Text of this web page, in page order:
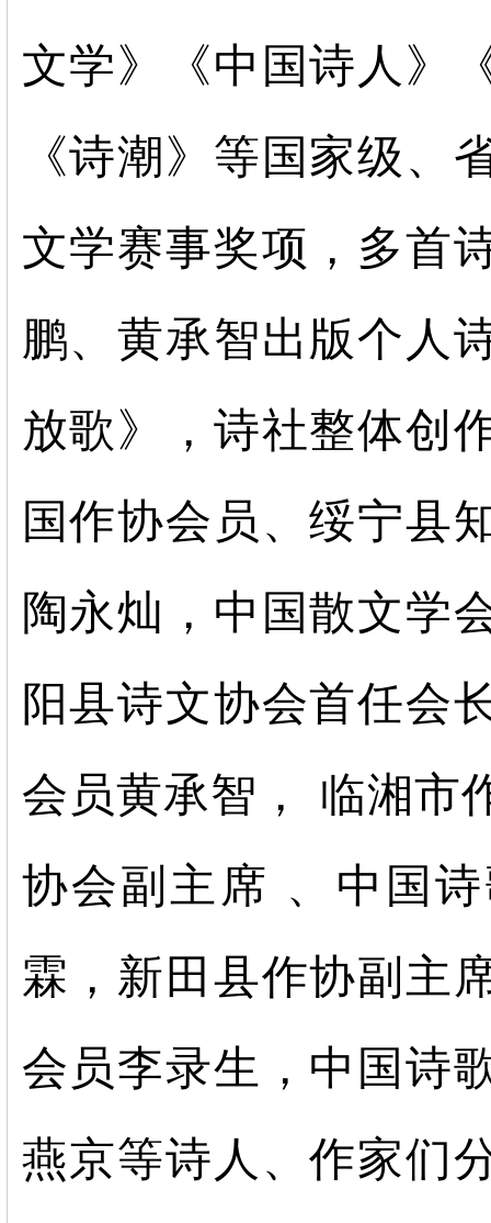
文学》《中国诗人》
《诗潮》等国家级、
文学赛事奖项，多首
鹏、黄承智出版个人
放歌》，诗社整体创
国作协会员、绥宁县
陶永灿，中国散文学
阳县诗文协会首任会
会员黄承智， 临湘市
协会副主席 、 中国
霖，新田县作协副主
会员李录生，中国诗
燕京等诗人、作家们